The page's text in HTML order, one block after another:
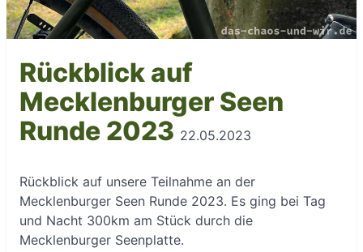
Rückblick auf
Mecklenburger Seen
Runde 2023 22.05.2023
Rückblick auf unsere Teilnahme an der
Mecklenburger Seen Runde 2023. Es ging bei Tag
und Nacht 300km am Stück durch die
Mecklenburger Seenplatte.